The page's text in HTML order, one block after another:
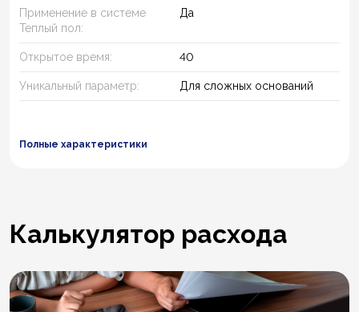
Применение в системе
Теплый пол:
Да
Открытое время: 40
Уникальный параметр: Для сложных оснований
Полные характеристики
Калькулятор расхода